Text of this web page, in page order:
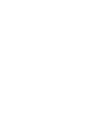
たしまし